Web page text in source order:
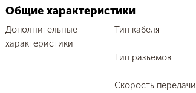
Общие характеристики
Дополнительные
характеристики
Тип кабеля
Тип разъемов
Скорость передачи